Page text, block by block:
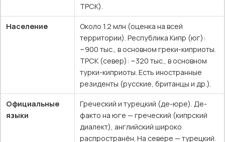
ТРСК).
Население
Около 1.2 млн (оценка на всей
территории). Республика Кипр (юг):
~900 тыс., в основном греки-киприоты.
ТРСК (север): ~320 тыс., в основном
турки-киприоты. Есть иностранные
резиденты (русские, британцы и др.).
Официальные
языки
Греческий и турецкий (де-юре). Де-
факто на юге — греческий (кипрский
диалект), английский широко
распространён. На севере — турецкий.